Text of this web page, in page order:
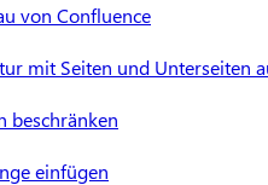
von Confluence
mit Seiten und Unterseiten
beschränken
einfügen